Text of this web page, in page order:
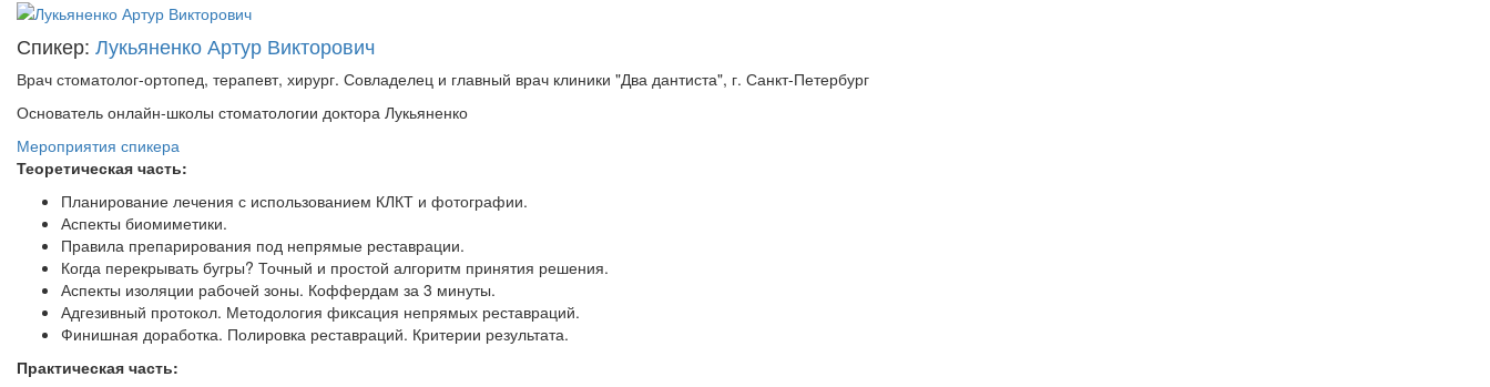
Спикер: Лукьяненко Артур Викторович
Врач стоматолог-ортопед, терапевт, хирург. Совладелец и главный врач клиники "Два дантиста", г. Санкт-Петербург
Основатель онлайн-школы стоматологии доктора Лукьяненко
Мероприятия спикера
Теоретическая часть:
Планирование лечения с использованием КЛКТ и фотографии.
Аспекты биомиметики.
Правила препарирования под непрямые реставрации.
Когда перекрывать бугры? Точный и простой алгоритм принятия решения.
Аспекты изоляции рабочей зоны. Коффердам за 3 минуты.
Адгезивный протокол. Методология фиксация непрямых реставраций.
Финишная доработка. Полировка реставраций. Критерии результата.
Практическая часть: